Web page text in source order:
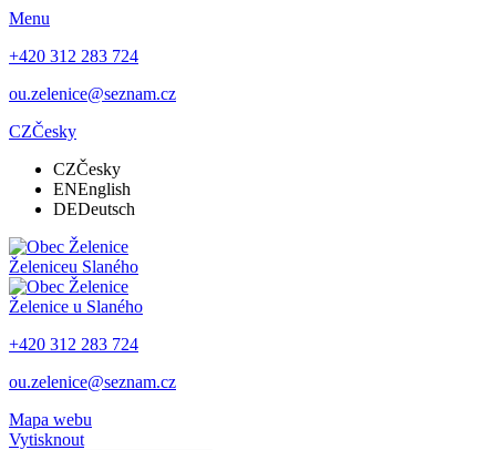
Menu
+420 312 283 724
ou.zelenice@seznam.cz
CZČesky
CZČesky
ENEnglish
DEDeutsch
Želeniceu Slaného
Želenice u Slaného
+420 312 283 724
ou.zelenice@seznam.cz
Mapa webu
Vytisknout